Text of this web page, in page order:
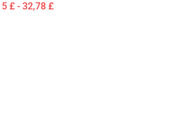
£ - 32,78 £